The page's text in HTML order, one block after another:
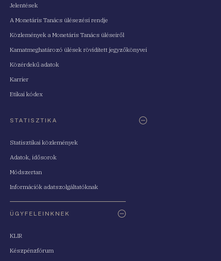
Jelentések
A Monetáris Tanács ülésezési rendje
Közlemények a Monetáris Tanács üléseiről
Kamatmeghatározó ülések rövidített jegyzőkönyvei
Közérdekű adatok
Karrier
Etikai kódex
STATISZTIKA
Statisztikai közlemények
Adatok, idősorok
Módszertan
Információk adatszolgáltatóknak
ÜGYFELEINKNEK
KLIR
Készpénzfórum